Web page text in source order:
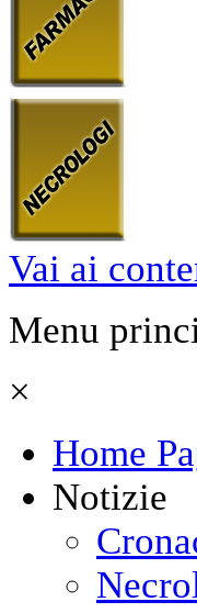
Vai ai
Menu
×
Home
Notizie